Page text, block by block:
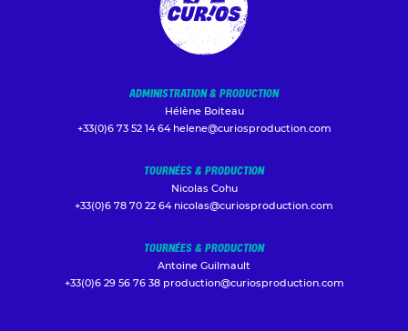
ADMINISTRATION & PRODUCTION
Hélène Boiteau
+33(0)6 73 52 14 64 helene@curiosproduction.com
TOURNÉES & PRODUCTION
Nicolas Cohu
+33(0)6 78 70 22 64 nicolas@curiosproduction.com
TOURNÉES & PRODUCTION
Antoine Guilmault
+33(0)6 29 56 76 38 production@curiosproduction.com